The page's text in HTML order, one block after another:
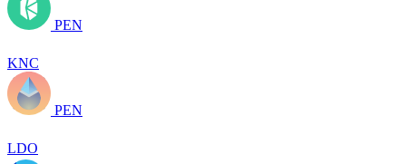
PEN
KNC
PEN
LDO